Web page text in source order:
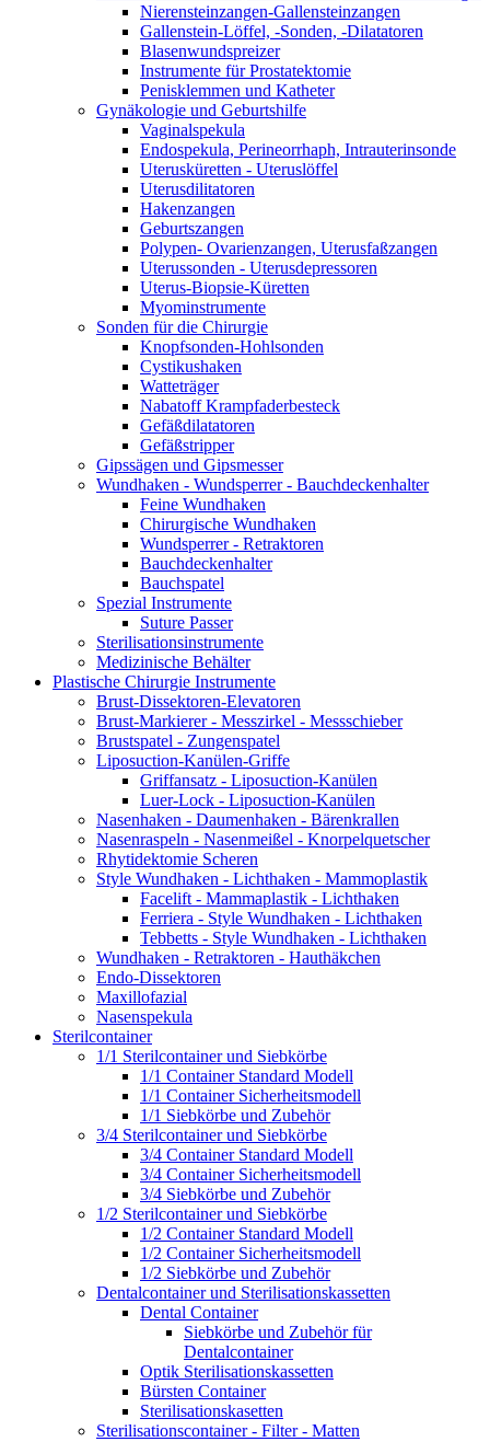
Nierensteinzangen-Gallensteinzangen
Gallenstein-Löffel, -Sonden, -Dilatatoren
Blasenwundspreizer
Instrumente für Prostatektomie
Penisklemmen und Katheter
Gynäkologie und Geburtshilfe
Vaginalspekula
Endospekula, Perineorrhaph, Intrauterinsonde
Uterusküretten - Uteruslöffel
Uterusdilitatoren
Hakenzangen
Geburtszangen
Polypen- Ovarienzangen, Uterusfaßzangen
Uterussonden - Uterusdepressoren
Uterus-Biopsie-Küretten
Myominstrumente
Sonden für die Chirurgie
Knopfsonden-Hohlsonden
Cystikushaken
Watteträger
Nabatoff Krampfaderbesteck
Gefäßdilatatoren
Gefäßstripper
Gipssägen und Gipsmesser
Wundhaken - Wundsperrer - Bauchdeckenhalter
Feine Wundhaken
Chirurgische Wundhaken
Wundsperrer - Retraktoren
Bauchdeckenhalter
Bauchspatel
Spezial Instrumente
Suture Passer
Sterilisationsinstrumente
Medizinische Behälter
Plastische Chirurgie Instrumente
Brust-Dissektoren-Elevatoren
Brust-Markierer - Messzirkel - Messschieber
Brustspatel - Zungenspatel
Liposuction-Kanülen-Griffe
Griffansatz - Liposuction-Kanülen
Luer-Lock - Liposuction-Kanülen
Nasenhaken - Daumenhaken - Bärenkrallen
Nasenraspeln - Nasenmeißel - Knorpelquetscher
Rhytidektomie Scheren
Style Wundhaken - Lichthaken - Mammoplastik
Facelift - Mammaplastik - Lichthaken
Ferriera - Style Wundhaken - Lichthaken
Tebbetts - Style Wundhaken - Lichthaken
Wundhaken - Retraktoren - Hauthäkchen
Endo-Dissektoren
Maxillofazial
Nasenspekula
Sterilcontainer
1/1 Sterilcontainer und Siebkörbe
1/1 Container Standard Modell
1/1 Container Sicherheitsmodell
1/1 Siebkörbe und Zubehör
3/4 Sterilcontainer und Siebkörbe
3/4 Container Standard Modell
3/4 Container Sicherheitsmodell
3/4 Siebkörbe und Zubehör
1/2 Sterilcontainer und Siebkörbe
1/2 Container Standard Modell
1/2 Container Sicherheitsmodell
1/2 Siebkörbe und Zubehör
Dentalcontainer und Sterilisationskassetten
Dental Container
Siebkörbe und Zubehör für
Dentalcontainer
Optik Sterilisationskassetten
Bürsten Container
Sterilisationskasetten
Sterilisationscontainer - Filter - Matten